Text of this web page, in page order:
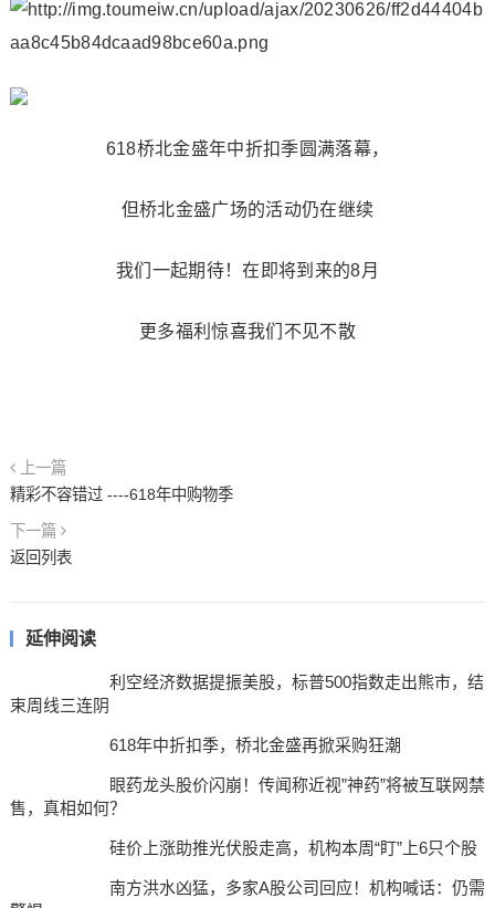
618桥北金盛年中折扣季圆满落幕，
但桥北金盛广场的活动仍在继续
我们一起期待！在即将到来的8月
更多福利惊喜我们不见不散
上一篇
精彩不容错过 ----618年中购物季
下一篇
返回列表
延伸阅读
利空经济数据提振美股，标普500指数走出熊市，结
束周线三连阴
618年中折扣季，桥北金盛再掀采购狂潮
眼药龙头股价闪崩！传闻称近视”神药”将被互联网禁
售，真相如何？
硅价上涨助推光伏股走高，机构本周“盯”上6只个股
南方洪水凶猛，多家A股公司回应！机构喊话：仍需